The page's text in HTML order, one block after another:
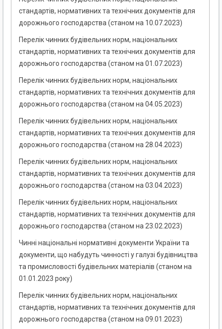
стандартів, нормативних та технічних документів для
дорожнього господарства (станом на 10.07.2023)
Перелік чинних будівельних норм, національних
стандартів, нормативних та технічних документів для
дорожнього господарства (станом на 01.07.2023)
Перелік чинних будівельних норм, національних
стандартів, нормативних та технічних документів для
дорожнього господарства (станом на 04.05.2023)
Перелік чинних будівельних норм, національних
стандартів, нормативних та технічних документів для
дорожнього господарства (станом на 28.04.2023)
Перелік чинних будівельних норм, національних
стандартів, нормативних та технічних документів для
дорожнього господарства (станом на 03.04.2023)
Перелік чинних будівельних норм, національних
стандартів, нормативних та технічних документів для
дорожнього господарства (станом на 23.02.2023)
Чинні національні нормативні документи України та
документи, що набудуть чинності у галузі будівництва
та промисловості будівельних матеріалів (станом на
01.01.2023 року)
Перелік чинних будівельних норм, національних
стандартів, нормативних та технічних документів для
дорожнього господарства (станом на 09.01.2023)